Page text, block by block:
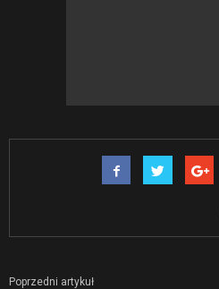
Poprzedni artykuł